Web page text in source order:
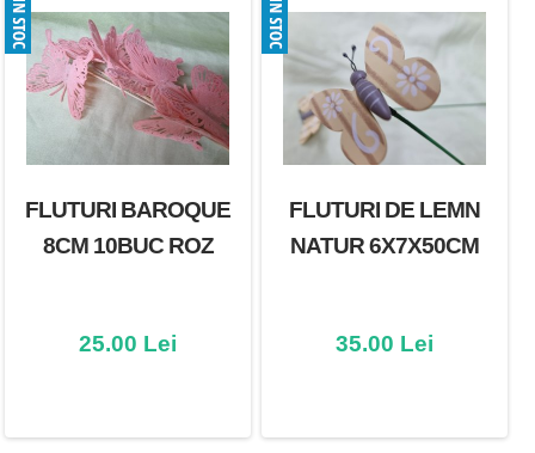
FLUTURI BAROQUE
8CM 10BUC ROZ
25.00 Lei
FLUTURI DE LEMN
NATUR 6X7X50CM
35.00 Lei